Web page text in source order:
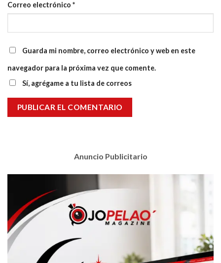
Correo electrónico *
Guarda mi nombre, correo electrónico y web en este
navegador para la próxima vez que comente.
Sí, agrégame a tu lista de correos
Anuncio Publicitario